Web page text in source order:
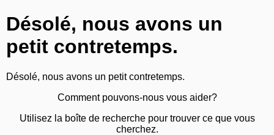
Désolé, nous avons un
petit contretemps.
Désolé, nous avons un petit contretemps.
Comment pouvons-nous vous aider?
Utilisez la boîte de recherche pour trouver ce que vous
cherchez.